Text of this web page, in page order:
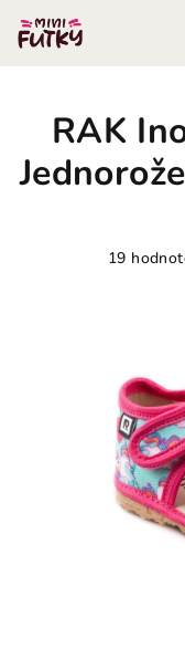
obsah
RAK
Priemerné
19